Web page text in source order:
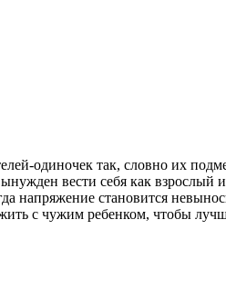
одиночек так, словно их
вести себя как взрослый
напряжение становится
с чужим ребенком, чтобы